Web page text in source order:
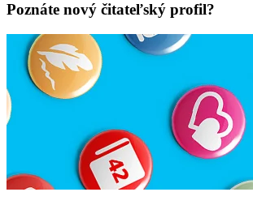
Poznáte nový čitateľský profil?